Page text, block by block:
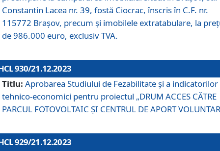
Constantin Lacea nr. 39, fostă Ciocrac, înscris în C.F. nr.
115772 Brașov, precum și imobilele extratabulare, la
de 986.000 euro, exclusiv TVA.
930/21.12.2023
Titlu: Aprobarea Studiului de Fezabilitate și a indicatorilor
tehnico-economici pentru proiectul „DRUM ACCES CĂTRE
PARCUL FOTOVOLTAIC ȘI CENTRUL DE APORT
929/21.12.2023